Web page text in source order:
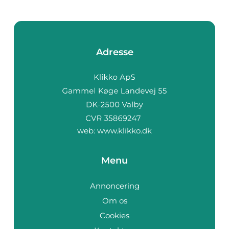
Adresse
web: www.klikko.dk
Menu
Annoncering
Om os
Cookies